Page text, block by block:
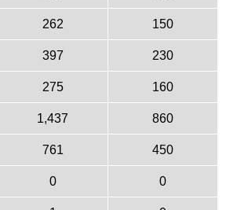
262 150
397 230
275 160
1,437 860
761 450
0 0